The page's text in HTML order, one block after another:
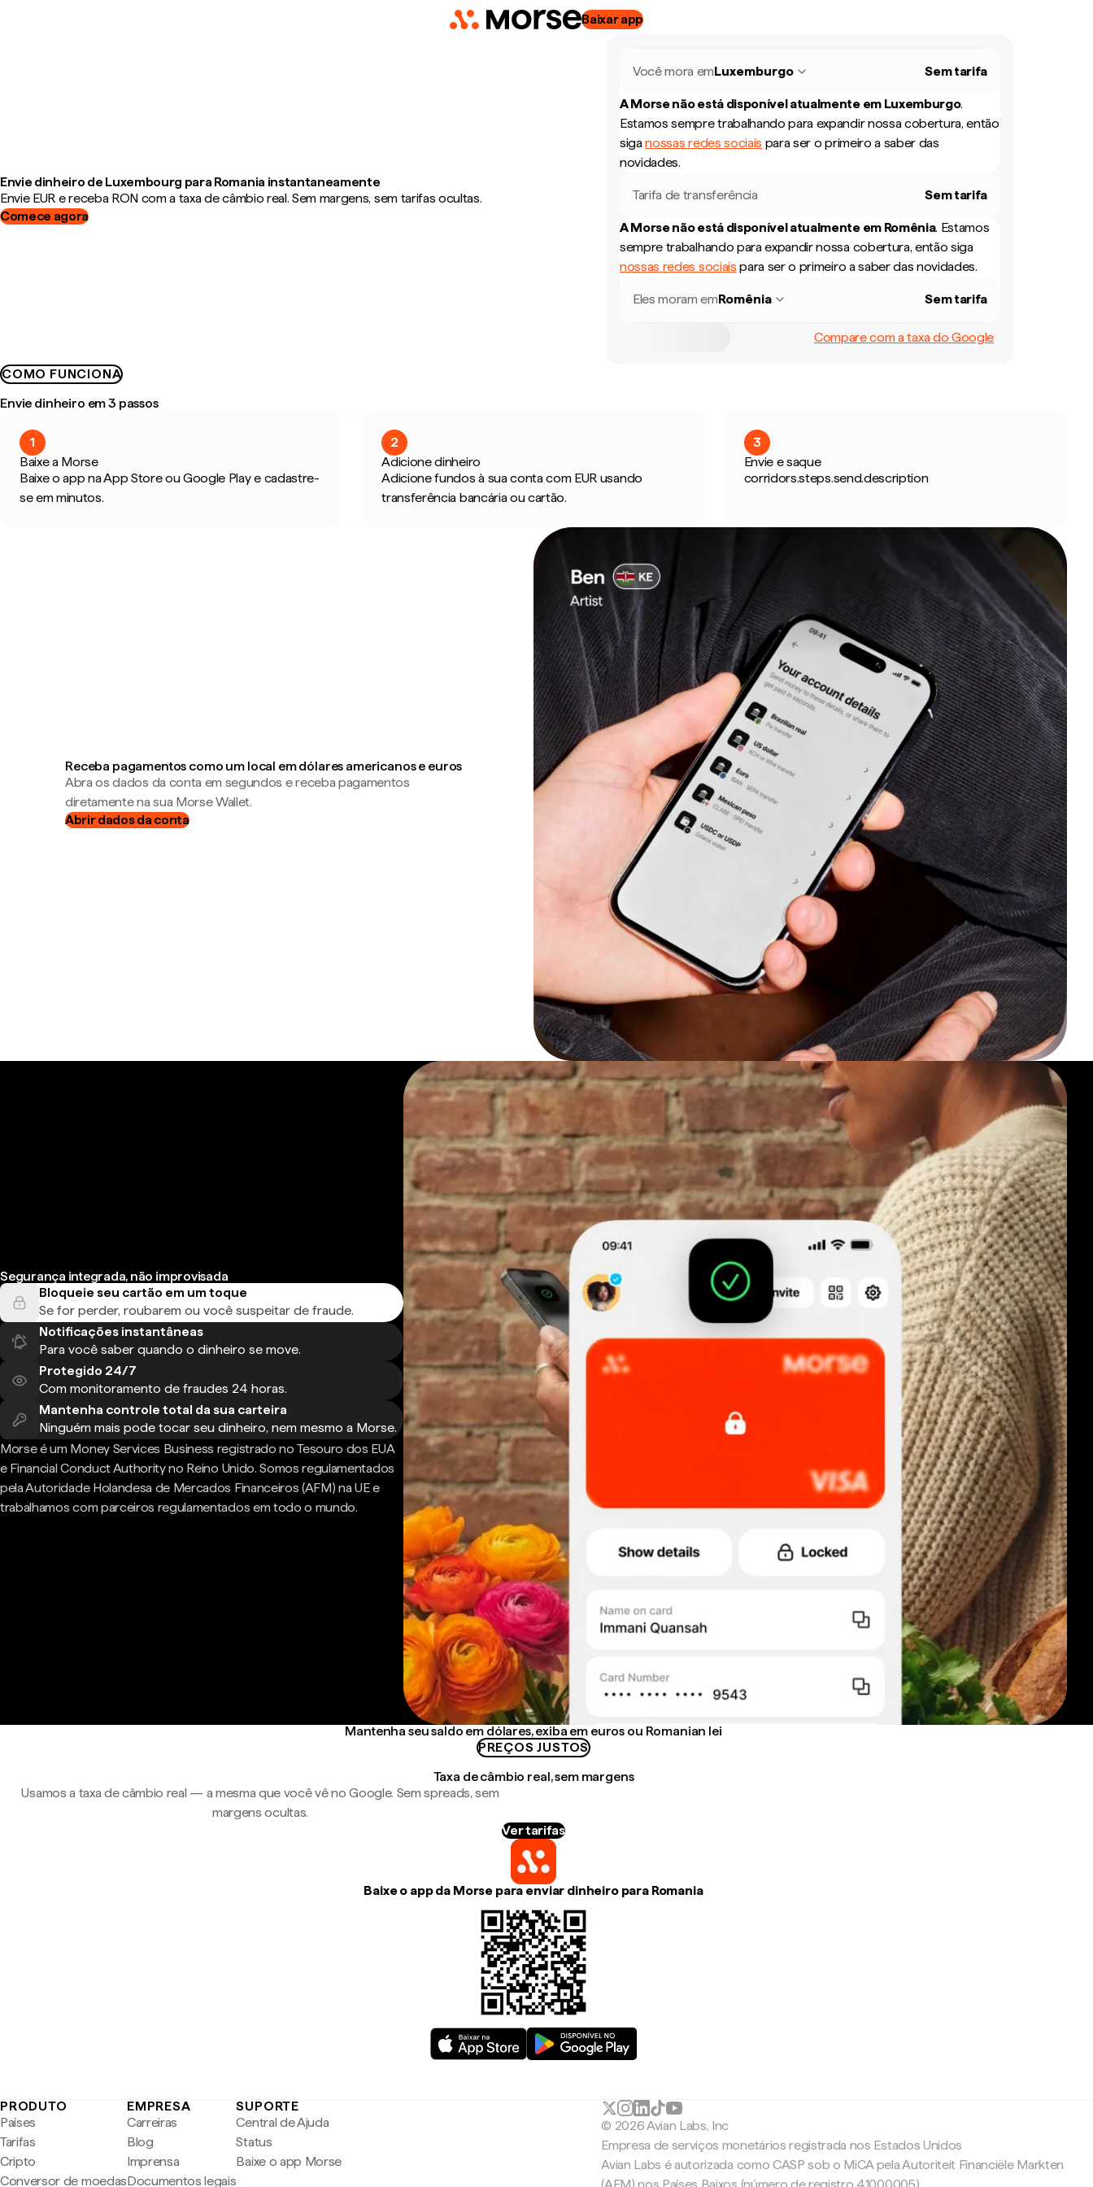
Baixar app
Envie dinheiro de Luxembourg para Romania instantaneamente
Envie EUR e receba RON com a taxa de câmbio real. Sem margens, sem tarifas ocultas.
Comece agora
Você mora emLuxemburgo Sem tarifa
A Morse não está disponível atualmente em Luxemburgo.
Estamos sempre trabalhando para expandir nossa cobertura, então
siganossas redes sociais para ser o primeiro a saber das
novidades.
Tarifa de transferência Sem tarifa
A Morse não está disponível atualmente em Romênia. Estamos
sempre trabalhando para expandir nossa cobertura, então siga
nossas redes sociais para ser o primeiro a saber das novidades.
Eles moram emRomênia Sem tarifa
Compare com a taxa do Google
COMO FUNCIONA
Envie dinheiro em 3 passos
1
Baixe a Morse
Baixe o app na App Store ou Google Play e cadastre-
se em minutos.
2
Adicione dinheiro
Adicione fundos à sua conta com EUR usando
transferência bancária ou cartão.
3
Envie e saque
corridors.steps.send.description
Receba pagamentos como um local em dólares americanos e euros
Abra os dados da conta em segundos e receba pagamentos
diretamente na sua Morse Wallet.
Abrir dados da conta
Segurança integrada, não improvisada
Bloqueie seu cartão em um toque
Se for perder, roubarem ou você suspeitar de fraude.
Notificações instantâneas
Para você saber quando o dinheiro se move.
Protegido 24/7
Com monitoramento de fraudes 24 horas.
Mantenha controle total da sua carteira
Ninguém mais pode tocar seu dinheiro, nem mesmo a Morse.
Morse é um Money Services Business registrado no Tesouro dos EUA
e Financial Conduct Authority no Reino Unido. Somos regulamentados
pela Autoridade Holandesa de Mercados Financeiros (AFM) na UE e
trabalhamos com parceiros regulamentados em todo o mundo.
Mantenha seu saldo em dólares, exiba em euros ou Romanian lei
PREÇOS JUSTOS
Taxa de câmbio real, sem margens
Usamos a taxa de câmbio real — a mesma que você vê no Google. Sem spreads, sem
margens ocultas.
Ver tarifas
Baixe o app da Morse para enviar dinheiro para Romania
PRODUTO
Países
Tarifas
Cripto
Conversor de moedas
EMPRESA
Carreiras
Blog
Imprensa
Documentos legais
SUPORTE
Central de Ajuda
Status
Baixe o app Morse
© 2026 Avian Labs, Inc
Empresa de serviços monetários registrada nos Estados Unidos
Avian Labs é autorizada como CASP sob o MiCA pela Autoriteit Financiële Markten